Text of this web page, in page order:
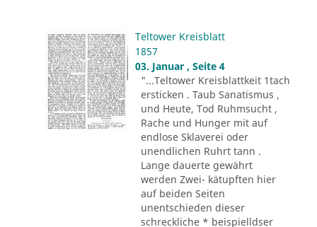
Teltower Kreisblatt
1857
03. Januar , Seite 4
"...Teltower Kreisblattkeit 1tach
ersticken . Taub Sanatismus ,
und Heute, Tod Ruhmsucht ,
Rache und Hunger mit auf
endlose Sklaverei oder
unendlichen Ruhrt tann .
Lange dauerte gewährt
werden Zwei- kätupften hier
auf beiden Seiten
unentschieden dieser
schreckliche * beispielldser